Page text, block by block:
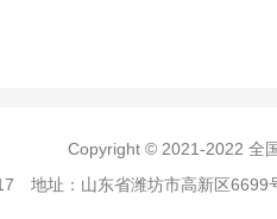
Copyright © 2021-2022 全
地址：山东省潍坊市高新区6699